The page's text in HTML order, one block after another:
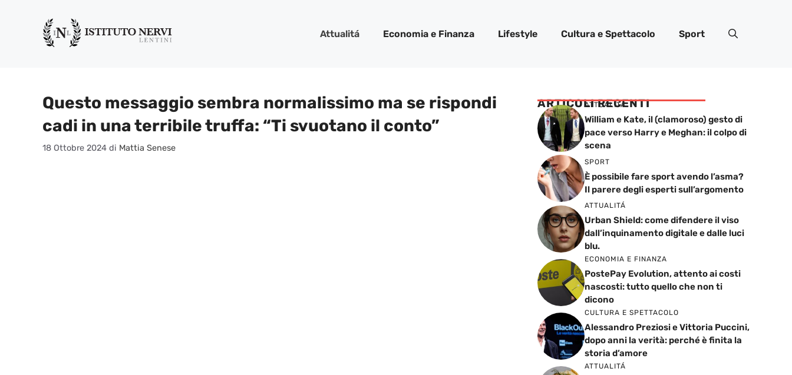
contenuto
Attualitá Economia e Finanza Lifestyle Cultura e Spettacolo Sport
Questo messaggio sembra normalissimo ma se rispondi
cadi in una terribile truffa: “Ti svuotano il conto”
18 Ottobre 2024 di Mattia Senese
ARTICOLI RECENTI
ATTUALITÁ
William e Kate, il (clamoroso) gesto di
pace verso Harry e Meghan: il colpo di
scena
SPORT
È possibile fare sport avendo l’asma?
Il parere degli esperti sull’argomento
ATTUALITÁ
Urban Shield: come difendere il viso
dall’inquinamento digitale e dalle luci
blu.
ECONOMIA E FINANZA
PostePay Evolution, attento ai costi
nascosti: tutto quello che non ti
dicono
CULTURA E SPETTACOLO
Alessandro Preziosi e Vittoria Puccini,
dopo anni la verità: perché è finita la
storia d’amore
ATTUALITÁ